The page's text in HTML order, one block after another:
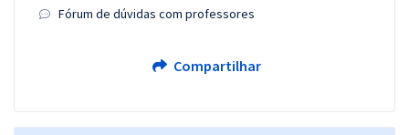
Fórum de dúvidas com professores
Compartilhar